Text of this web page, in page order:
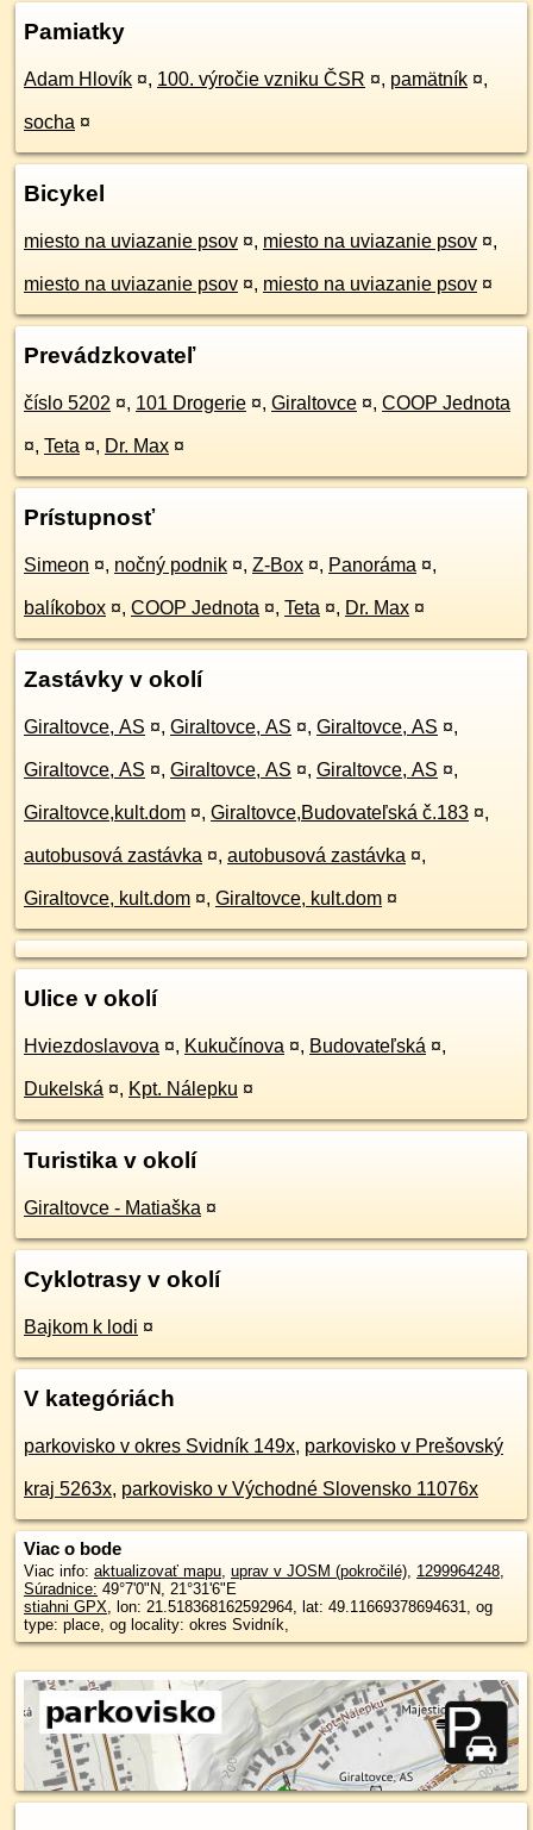
Pamiatky
Adam Hlovík ¤, 100. výročie vzniku ČSR ¤, pamätník ¤,
socha ¤
Bicykel
miesto na uviazanie psov ¤, miesto na uviazanie psov ¤,
miesto na uviazanie psov ¤, miesto na uviazanie psov ¤
Prevádzkovateľ
číslo 5202 ¤, 101 Drogerie ¤, Giraltovce ¤, COOP Jednota
¤, Teta ¤, Dr. Max ¤
Prístupnosť
Simeon ¤, nočný podnik ¤, Z-Box ¤, Panoráma ¤,
balíkobox ¤, COOP Jednota ¤, Teta ¤, Dr. Max ¤
Zastávky v okolí
Giraltovce, AS ¤, Giraltovce, AS ¤, Giraltovce, AS ¤,
Giraltovce, AS ¤, Giraltovce, AS ¤, Giraltovce, AS ¤,
Giraltovce,kult.dom ¤, Giraltovce,Budovateľská č.183 ¤,
autobusová zastávka ¤, autobusová zastávka ¤,
Giraltovce, kult.dom ¤, Giraltovce, kult.dom ¤
Ulice v okolí
Hviezdoslavova ¤, Kukučínova ¤, Budovateľská ¤,
Dukelská ¤, Kpt. Nálepku ¤
Turistika v okolí
Giraltovce - Matiaška ¤
Cyklotrasy v okolí
Bajkom k lodi ¤
V kategóriách
parkovisko v okres Svidník 149x, parkovisko v Prešovský
kraj 5263x, parkovisko v Východné Slovensko 11076x
Viac o bode
Viac info: aktualizovať mapu, uprav v JOSM (pokročilé), 1299964248,
Súradnice: 49°7'0"N, 21°31'6"E
stiahni GPX, lon: 21.518368162592964, lat: 49.11669378694631, og
type: place, og locality: okres Svidník,